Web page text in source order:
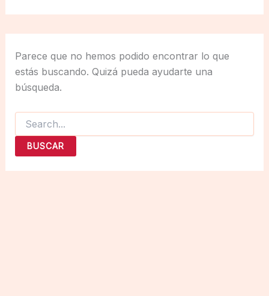
Parece que no hemos podido encontrar lo que
estás buscando. Quizá pueda ayudarte una
búsqueda.
Buscar
por: